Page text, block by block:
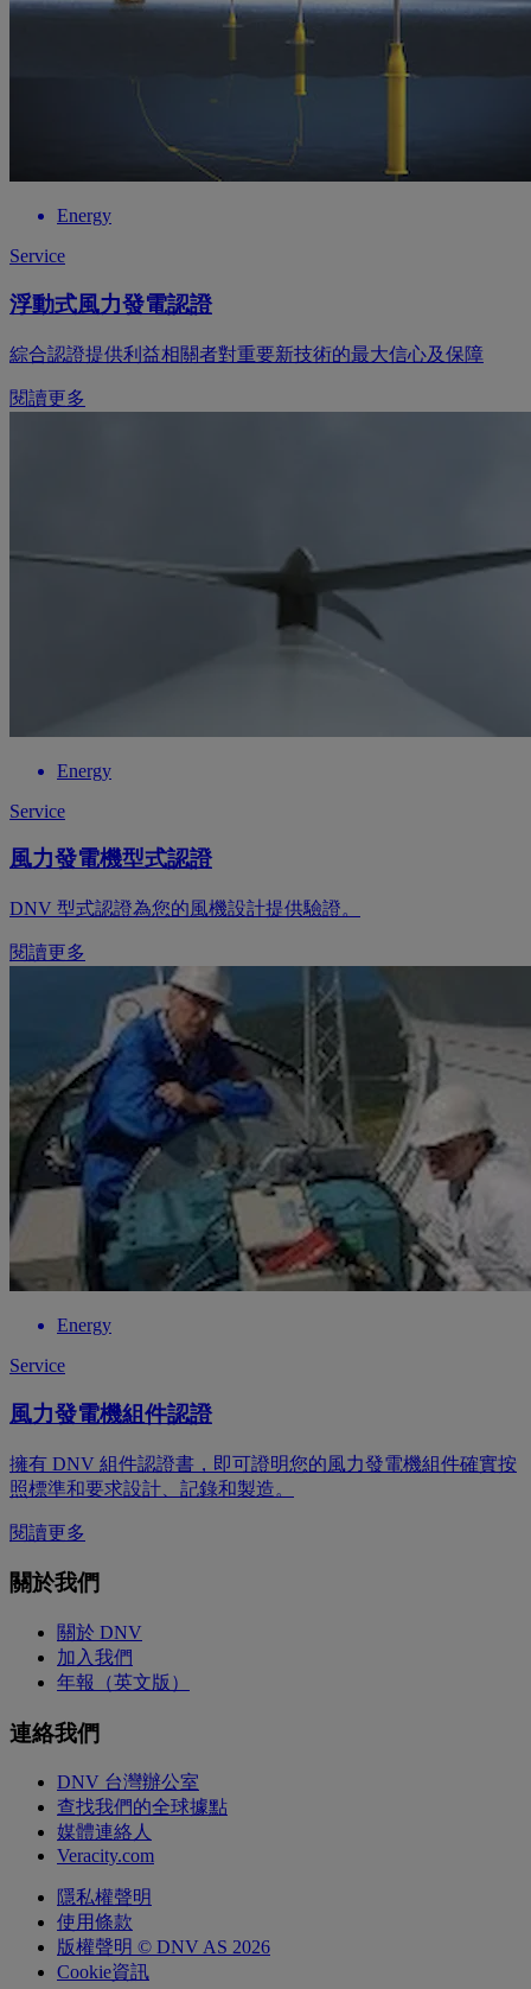
Energy
Service
浮動式風力發電認證
綜合認證提供利益相關者對重要新技術的最大信心及保障
閱讀更多
Energy
Service
風力發電機型式認證
DNV 型式認證為您的風機設計提供驗證。
閱讀更多
Energy
Service
風力發電機組件認證
擁有 DNV 組件認證書，即可證明您的風力發電機組件確實按
照標準和要求設計、記錄和製造。
閱讀更多
關於我們
關於 DNV
加入我們
年報（英文版）
連絡我們
DNV 台灣辦公室
查找我們的全球據點
媒體連絡人
Veracity.com
隱私權聲明
使用條款
版權聲明 © DNV AS 2026
Cookie資訊